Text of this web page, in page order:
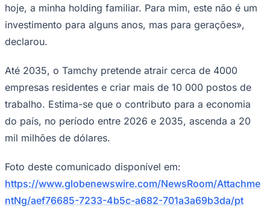
Palmeiras
hoje, a minha holding familiar. Para mim, este não é um
investimento para alguns anos, mas para gerações»,
declarou.
Até 2035, o Tamchy pretende atrair cerca de 4000
empresas residentes e criar mais de 10 000 postos de
trabalho. Estima-se que o contributo para a economia
do país, no período entre 2026 e 2035, ascenda a 20
mil milhões de dólares.
Foto deste comunicado disponível em:
https://www.globenewswire.com/NewsRoom/Attachme
ntNg/aef76685-7233-4b5c-a682-701a3a69b3da/pt